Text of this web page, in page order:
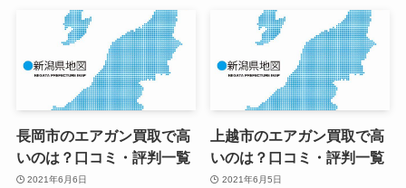
長岡市のエアガン買取で高
いのは？口コミ・評判一覧
2021年6月6日
上越市のエアガン買取で高
いのは？口コミ・評判一覧
2021年6月5日